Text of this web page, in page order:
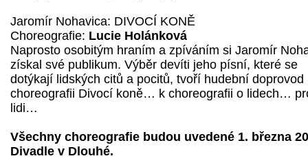
Jaromír Nohavica: DIVOCÍ KONĚ
Choreografie: Lucie Holánková
Naprosto osobitým hraním a zpíváním si Jaromír
získal své publikum. Výběr devíti jeho písní, které se
dotýkají lidských citů a pocitů, tvoří hudební doprovod
choreografii Divocí koně… k choreografii o lidech…
lidi…
Všechny choreografie budou uvedené 1. března
Divadle v Dlouhé.